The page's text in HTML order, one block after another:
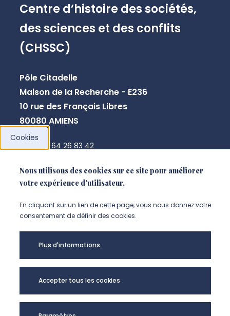
Centre d’histoire des sociétés,
des sciences et des conflits
(CHSSC)
Pôle Citadelle
Maison de la Recherche - E236
10 rue des Français Libres
80080 AMIENS
+33 3 64 26 83 42
NOUS CONTACTER
Cookies
Nous utilisons des cookies sur ce site pour améliorer
votre expérience d'utilisateur.
En cliquant sur un lien de cette page, vous nous donnez votre
consentement de définir des cookies.
Plus d'informations
Accepter tous les cookies